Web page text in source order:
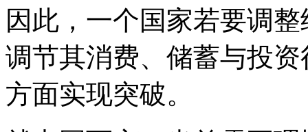
因此，一个国家若要调
调节其消费、储蓄与投
方面实现突破。